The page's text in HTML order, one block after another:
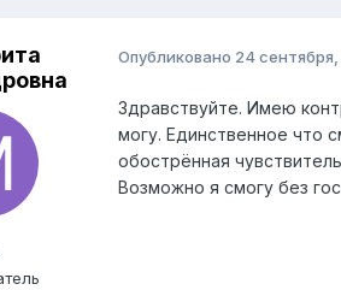
Опубликовано 24 сентября,
Здравствуйте. Имею
могу. Единственное что
обострëнная
Возможно я смогу без